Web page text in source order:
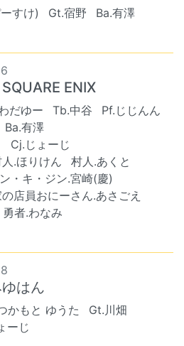
すけ) Gt.宿野
Ba.有澤
ENIX
だゆー Tb.中谷
Pf.じじんん
Ba.有澤
Cj.じょーじ
.ほりけん
村人.あくと
・キ・ジン.宮崎(慶)
店員おにーさん.あさごえ
勇者.わなみ
はん
かもと ゆうた
Gt.川畑
ーじ